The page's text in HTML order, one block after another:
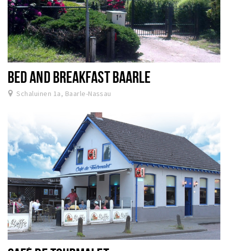
BED AND BREAKFAST BAARLE
Schaluinen 1a, Baarle-Nassau